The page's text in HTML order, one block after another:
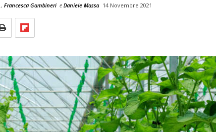
, Francesca Gambineri e Daniele Massa 14 Novembre 2021